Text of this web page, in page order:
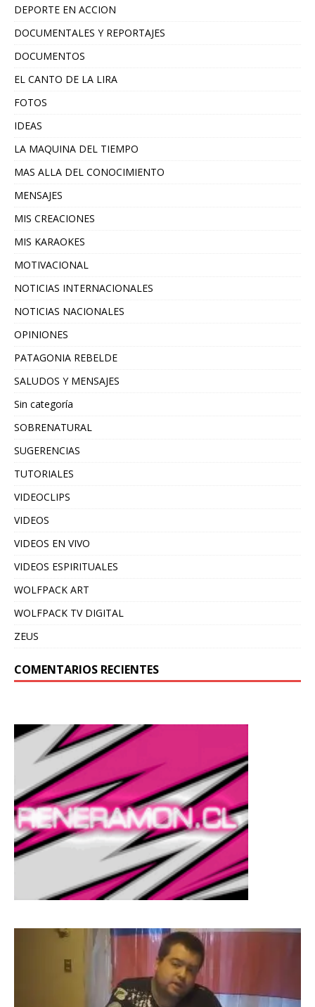
DEPORTE EN ACCION
DOCUMENTALES Y REPORTAJES
DOCUMENTOS
EL CANTO DE LA LIRA
FOTOS
IDEAS
LA MAQUINA DEL TIEMPO
MAS ALLA DEL CONOCIMIENTO
MENSAJES
MIS CREACIONES
MIS KARAOKES
MOTIVACIONAL
NOTICIAS INTERNACIONALES
NOTICIAS NACIONALES
OPINIONES
PATAGONIA REBELDE
SALUDOS Y MENSAJES
Sin categoría
SOBRENATURAL
SUGERENCIAS
TUTORIALES
VIDEOCLIPS
VIDEOS
VIDEOS EN VIVO
VIDEOS ESPIRITUALES
WOLFPACK ART
WOLFPACK TV DIGITAL
ZEUS
COMENTARIOS RECIENTES